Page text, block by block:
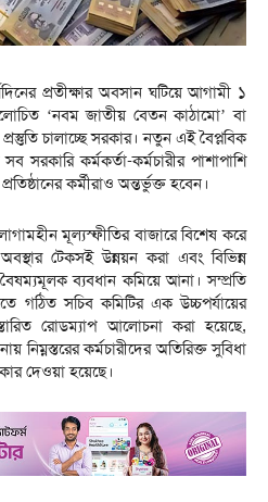
প্রতীক্ষার অবসান ঘটিয়ে আগামী ১
‘নবম জাতীয় বেতন কাঠামো’ বা
চালাচ্ছে সরকার। নতুন এই বৈপ্লবিক
কর্মকর্তা-কর্মচারীর পাশাপাশি
কর্মীরাও অন্তর্ভুক্ত হবেন।
মূল্যস্ফীতির বাজারে বিশেষ করে
টেকসই উন্নয়ন করা এবং বিভিন্ন
বৈষম্যমূলক ব্যবধান কমিয়ে আনা। সম্প্রতি
গঠিত সচিব কমিটির এক উচ্চপর্যায়ের
রোডম্যাপ আলোচনা করা হয়েছে,
নিম্নস্তরের কর্মচারীদের অতিরিক্ত সুবিধা
দেওয়া হয়েছে।